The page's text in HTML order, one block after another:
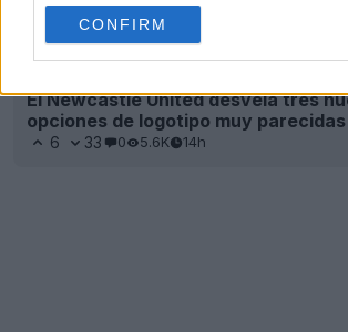
CONFIRM
El Newcastle United desvela tres
opciones de logotipo muy parecidas
6 33 0 5.6K 14h